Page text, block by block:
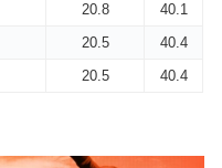
20.8
40.1
20.5
40.4
20.5 40.4